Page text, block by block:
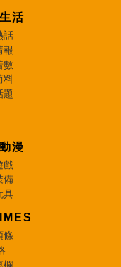
活
話
報
數
料
題
漫
戲
備
具
條
欄